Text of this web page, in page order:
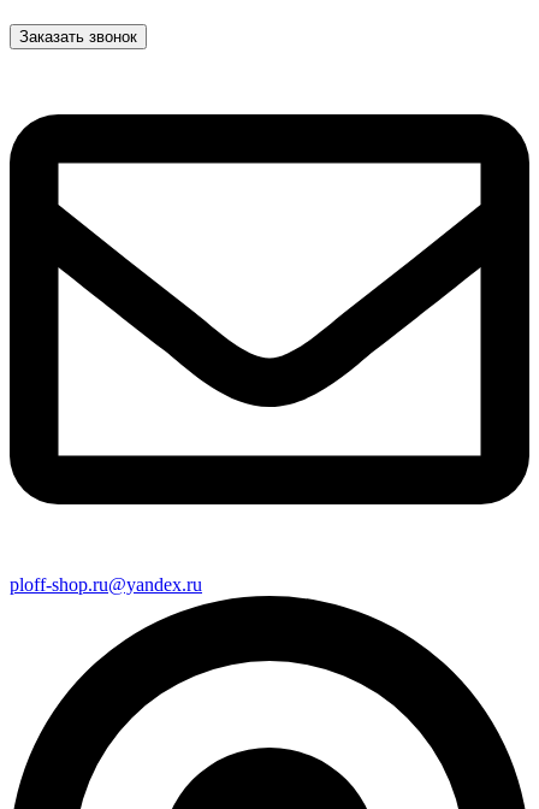
Заказать звонок
ploff-shop.ru@yandex.ru